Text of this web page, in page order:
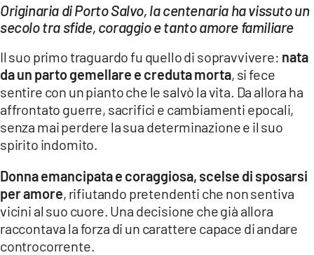
LAC NETWORK
LaC
Network
LACPLAY.IT
LACTV.IT
LACONAIR.IT
LACITYMAG.IT
Originaria di Porto Salvo, la centenaria ha vissuto un
secolo tra sfide, coraggio e tanto amore familiare
Il suo primo traguardo fu quello di sopravvivere: nata
da un parto gemellare e creduta morta, si fece
sentire con un pianto che le salvò la vita. Da allora ha
affrontato guerre, sacrifici e cambiamenti epocali,
senza mai perdere la sua determinazione e il suo
spirito indomito.
Donna emancipata e coraggiosa, scelse di sposarsi
per amore, rifiutando pretendenti che non sentiva
vicini al suo cuore. Una decisione che già allora
raccontava la forza di un carattere capace di andare
controcorrente.